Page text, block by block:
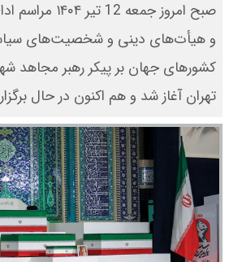
صبح امروز جمعه
و هیأت‌های دینی و شخصیت‌های
کشورهای جهان بر پیکر رهبر مجاهد
تهران آغاز شد و هم اکنون در حال